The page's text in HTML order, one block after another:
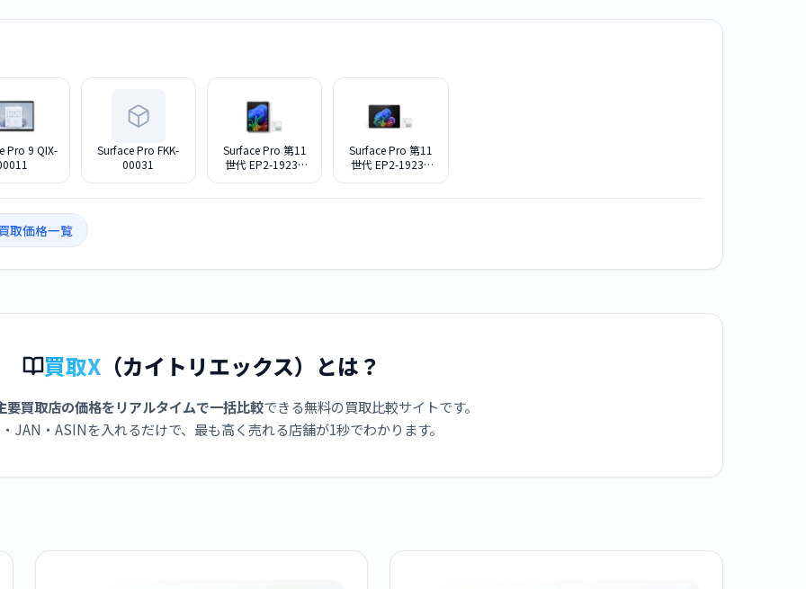
Pro 9 QIX-
Surface Pro FKK-
00031
Surface Pro 第11
世代 EP2-19235
Surface Pro 第11
世代 EP2-19233
取価格一覧
買取X （カイトリエックス）とは？
要買取店の価格をリアルタイムで一括比較できる無料の買取比較サイトです。
JAN・ASINを入れるだけで、最も高く売れる店舗が1秒でわかります。